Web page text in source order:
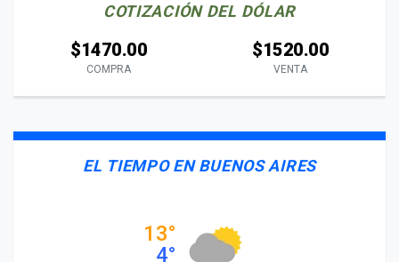
COTIZACIÓN DEL DÓLAR
$1470.00
COMPRA
$1520.00
VENTA
EL TIEMPO EN BUENOS AIRES